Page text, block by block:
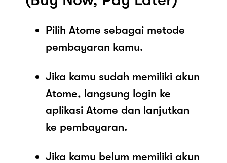
Pilih Atome sebagai metode
pembayaran kamu.
Jika kamu sudah memiliki akun
Atome, langsung login ke
aplikasi Atome dan lanjutkan
ke pembayaran.
Jika kamu belum memiliki akun